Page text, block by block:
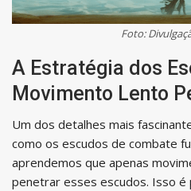
Foto:
A Estratégia dos
Movimento Lento
Um dos detalhes mais
como os escudos de combate
aprendemos que apenas
penetrar esses escudos. Isso